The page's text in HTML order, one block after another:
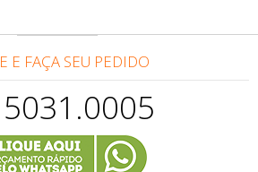
E FAÇA SEU PEDIDO